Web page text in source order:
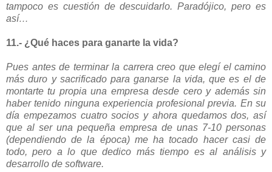
tampoco es cuestión de descuidarlo. Paradójico, pero es
así…
11.- ¿Qué haces para ganarte la vida?
Pues antes de terminar la carrera creo que elegí el camino
más duro y sacrificado para ganarse la vida, que es el de
montarte tu propia una empresa desde cero y además sin
haber tenido ninguna experiencia profesional previa. En su
día empezamos cuatro socios y ahora quedamos dos, así
que al ser una pequeña empresa de unas 7-10 personas
(dependiendo de la época) me ha tocado hacer casi de
todo, pero a lo que dedico más tiempo es al análisis y
desarrollo de software.